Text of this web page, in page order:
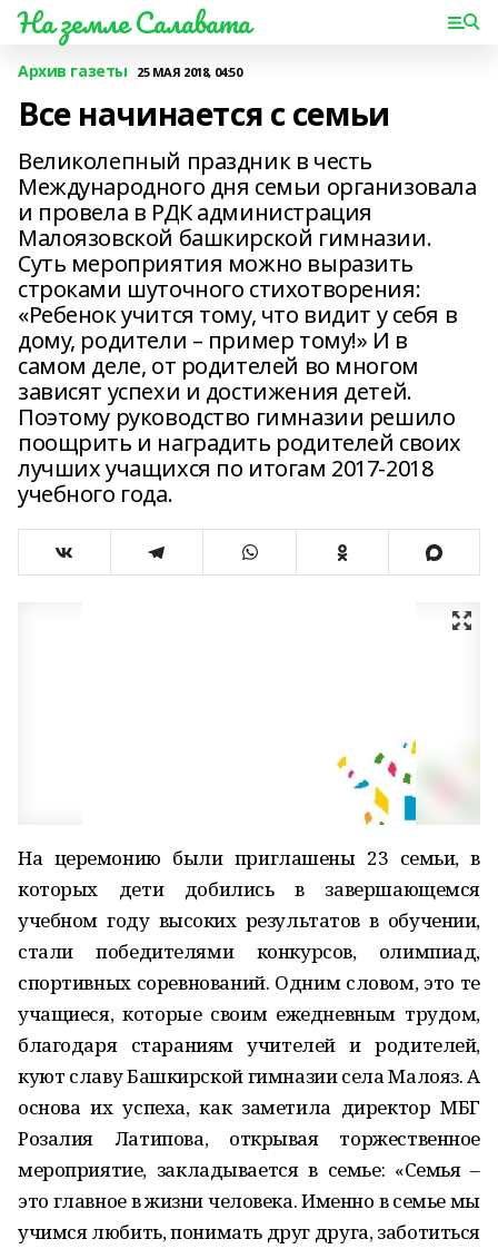
На земле Салавата
Архив газеты 25 МАЯ 2018, 04:50
Все начинается с семьи
Великолепный праздник в честь
Международного дня семьи организовала
и провела в РДК администрация
Малоязовской башкирской гимназии.
Суть мероприятия можно выразить
строками шуточного стихотворения:
«Ребенок учится тому, что видит у себя в
дому, родители – пример тому!» И в
самом деле, от родителей во многом
зависят успехи и достижения детей.
Поэтому руководство гимназии решило
поощрить и наградить родителей своих
лучших учащихся по итогам 2017-2018
учебного года.
На церемонию были приглашены 23 семьи, в
которых дети добились в завершающемся
учебном году высоких результатов в обучении,
стали победителями конкурсов, олимпиад,
спортивных соревнований. Одним словом, это те
учащиеся, которые своим ежедневным трудом,
благодаря стараниям учителей и родителей,
куют славу Башкирской гимназии села Малояз. А
основа их успеха, как заметила директор МБГ
Розалия Латипова, открывая торжественное
мероприятие, закладывается в семье: «Семья –
это главное в жизни человека. Именно в семье мы
учимся любить, понимать друг друга, заботиться